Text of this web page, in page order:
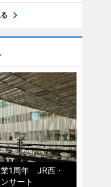
業1周年 JR西・
サート